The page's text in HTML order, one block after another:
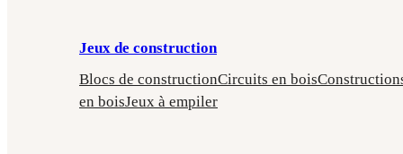
Jeux de construction
Blocs de constructionCircuits en bois
en boisJeux à empiler